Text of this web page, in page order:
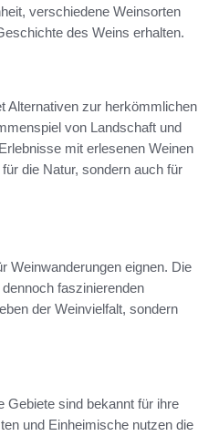
verschiedene Weinsorten
des Weins erhalten.
Alternativen zur herkömmlichen
von Landschaft und
mit erlesenen Weinen
die Natur, sondern auch für
Weinwanderungen eignen. Die
faszinierenden
der Weinvielfalt, sondern
Gebiete sind bekannt für ihre
und Einheimische nutzen die